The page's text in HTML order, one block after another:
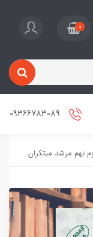
0
نهم مرشد مبتکران